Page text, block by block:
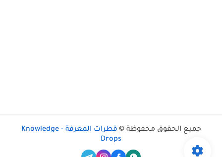
جميع الحقوق محفوظة ©
قطرات المعرفة - Knowledge
Drops